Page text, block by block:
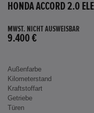
MWST. NICHT AUSWEISBAR
9.400 €
Außenfarbe
Kilometerstand
Kraftstoffart
Getriebe
Türen